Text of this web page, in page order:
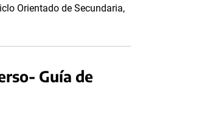
Orientado de Secundaria,
Guía de